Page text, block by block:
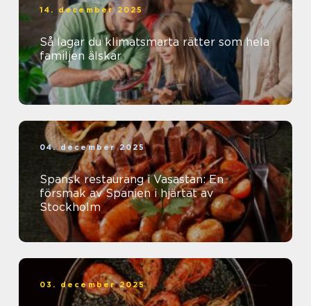
14. december 2025
Så lagar du klimatsmarta rätter som hela
familjen älskar
04. december 2025
Spansk restaurang i Vasastan: En
försmak av Spanien i hjärtat av
Stockholm
03. december 2025